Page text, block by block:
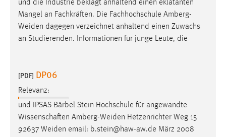
und die Industrie beklagt anhaltend einen eklatanten
Mangel an Fachkräften. Die Fachhochschule Amberg-
Weiden dagegen verzeichnet anhaltend einen Zuwachs
an Studierenden. Informationen für junge Leute, die
[PDF] DP06
Relevanz:
und IPSAS Bärbel Stein Hochschule für angewandte
Wissenschaften Amberg-Weiden Hetzenrichter Weg 15
92637 Weiden email: b.stein@haw-aw.de März 2008